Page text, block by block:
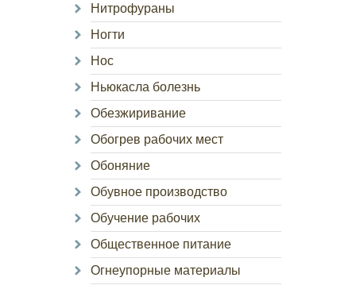
Нитрофураны
Ногти
Нос
Ньюкасла болезнь
Обезжиривание
Обогрев рабочих мест
Обоняние
Обувное производство
Обучение рабочих
Общественное питание
Огнеупорные материалы